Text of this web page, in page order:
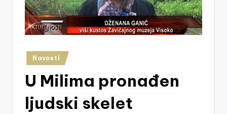
Posted
in
Novosti
U Milima pronađen
ljudski skelet